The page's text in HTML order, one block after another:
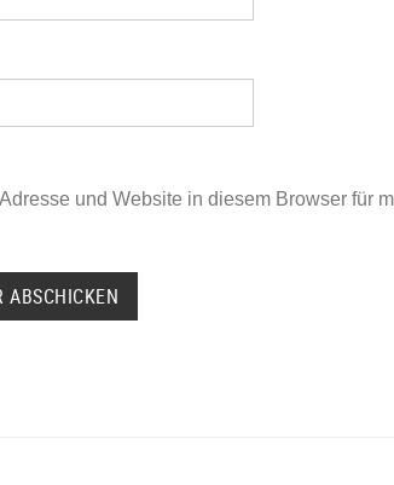
und Website in diesem Browser für